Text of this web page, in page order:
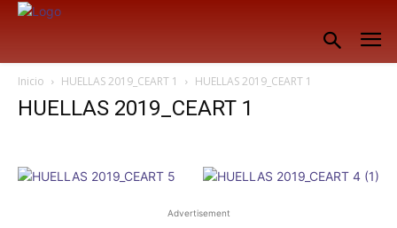
Inicio HUELLAS 2019_CEART 1 HUELLAS 2019_CEART 1
HUELLAS 2019_CEART 1
Advertisement